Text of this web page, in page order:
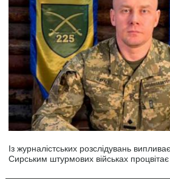
Із журналістських розслідувань
Сирським штурмових військах